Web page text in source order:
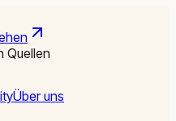
Quellen
Über uns